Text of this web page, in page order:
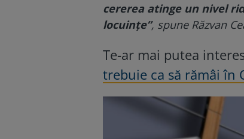
cererea atinge un nivel
locuințe”, spune Răzvan
Te-ar mai putea
trebuie ca să rămâi în